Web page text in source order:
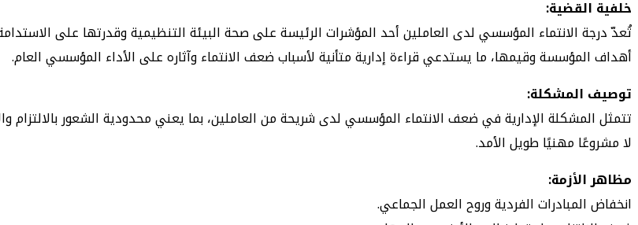
خلفية القضية:
تُعدّ درجة الانتماء المؤسسي لدى العاملين أحد المؤشرات الرئيسة على صحة البيئة التنظيمية وقدرتها على
أهداف المؤسسة وقيمها، ما يستدعي قراءة إدارية متأنية لأسباب ضعف الانتماء وآثاره على الأداء المؤسسي العام.
توصيف المشكلة:
تتمثل المشكلة الإدارية في ضعف الانتماء المؤسسي لدى شريحة من العاملين، بما يعني محدودية الشعور بالالتزام
لا مشروعًا مهنيًا طويل الأمد.
مظاهر الأزمة:
انخفاض المبادرات الفردية وروح العمل الجماعي.